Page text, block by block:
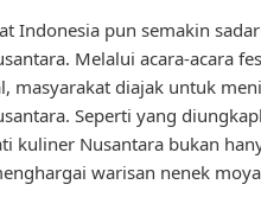
Indonesia pun semakin
Melalui acara-acara
masyarakat diajak untuk
Seperti yang
kuliner Nusantara bukan
warisan nenek